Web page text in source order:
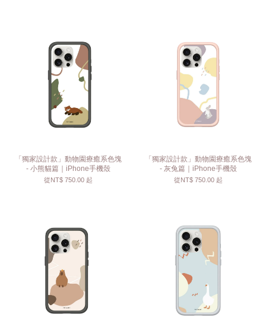
「獨家設計款」動物園療癒系色塊
- 小熊貓篇｜iPhone手機殼
從NT$ 750.00 起
「獨家設計款」動物園療癒系色塊
- 灰兔篇｜iPhone手機殼
從NT$ 750.00 起